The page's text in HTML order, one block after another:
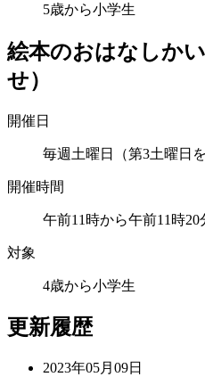
5歳から小学生
絵本のおはなしか
せ）
開催日
毎週土曜日（第3土曜日を
開催時間
午前11時から午前11時20
対象
4歳から小学生
更新履歴
2023年05月09日